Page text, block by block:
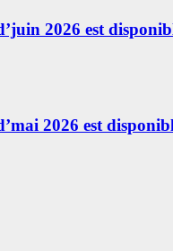
2026 est
2026 est